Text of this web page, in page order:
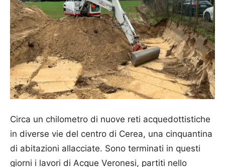
Circa un chilometro di nuove reti acquedottistiche
in diverse vie del centro di Cerea, una cinquantina
di abitazioni allacciate. Sono terminati in questi
giorni i lavori di Acque Veronesi, partiti nello